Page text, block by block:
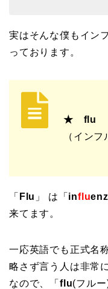
実はそんな僕もイン
っております。
★ flu
（インフ
「 Flu 」 は「 influ
来てます。
一応英語でも正式名
略さず言う人は非常
なので、「 flu(フルー